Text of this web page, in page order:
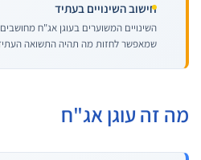
חישוב השינויים בעתיד
שמאפשר לחזות מה תהיה התשואה
מה זה עוגן אג"ח